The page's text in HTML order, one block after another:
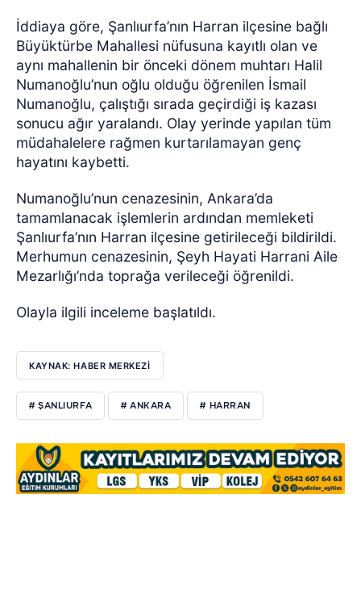
İddiaya göre, Şanlıurfa’nın Harran ilçesine bağlı
Büyüktürbe Mahallesi nüfusuna kayıtlı olan ve
aynı mahallenin bir önceki dönem muhtarı Halil
Numanoğlu’nun oğlu olduğu öğrenilen İsmail
Numanoğlu, çalıştığı sırada geçirdiği iş kazası
sonucu ağır yaralandı. Olay yerinde yapılan tüm
müdahalelere rağmen kurtarılamayan genç
hayatını kaybetti.
Numanoğlu’nun cenazesinin, Ankara’da
tamamlanacak işlemlerin ardından memleketi
Şanlıurfa’nın Harran ilçesine getirileceği bildirildi.
Merhumun cenazesinin, Şeyh Hayati Harrani Aile
Mezarlığı’nda toprağa verileceği öğrenildi.
Olayla ilgili inceleme başlatıldı.
KAYNAK: HABER MERKEZİ
# ŞANLIURFA # ANKARA # HARRAN